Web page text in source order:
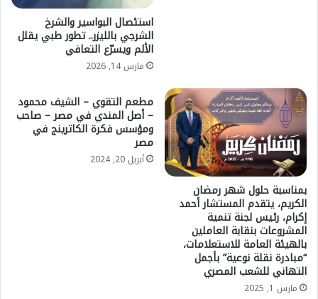
استئصال البواسير والشرخ
الشرجي بالليزر.. تطور طبي يقلل
الألم ويسرّع التعافي
مارس 14, 2026
بمناسبة حلول شهر رمضان
الكريم، يتقدم المستشار أحمد
إكرام، رئيس لجنة تنمية
المشروعات بنقابة العاملين
بالهيئة العامة للاستعلامات،
“مبادرة نقلة نوعية” بأجمل
التهاني للشعب المصري
مارس 1, 2025
مطعم التقوي – الشيف محمود
– أصل المندي في مصر – صاحب
ومؤسس فكرة الكاترينج في
مصر
أبريل 20, 2024